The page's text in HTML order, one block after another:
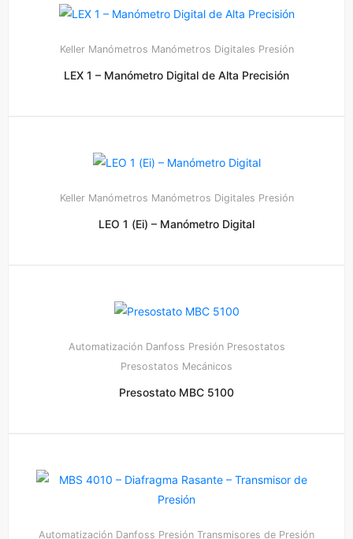
Keller Manómetros Manómetros Digitales Presión
LEX 1 – Manómetro Digital de Alta Precisión
Keller Manómetros Manómetros Digitales Presión
LEO 1 (Ei) – Manómetro Digital
Automatización Danfoss Presión Presostatos
Presostatos Mecánicos
Presostato MBC 5100
Automatización Danfoss Presión Transmisores de Presión